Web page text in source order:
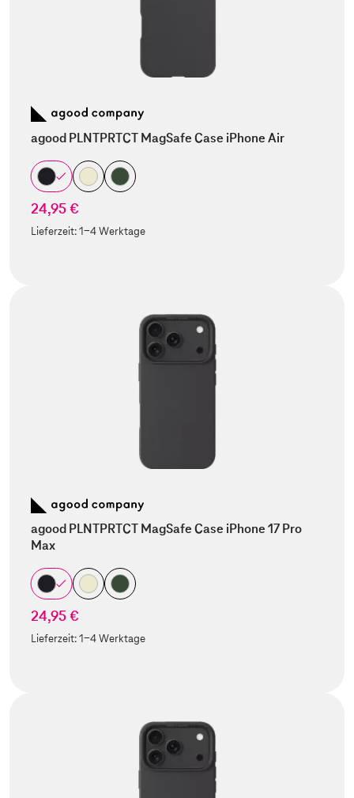
agood PLNTPRTCT MagSafe Case iPhone Air
24,95 €
Lieferzeit:1-4 Werktage
agood PLNTPRTCT MagSafe Case iPhone 17 Pro
Max
24,95 €
Lieferzeit:1-4 Werktage